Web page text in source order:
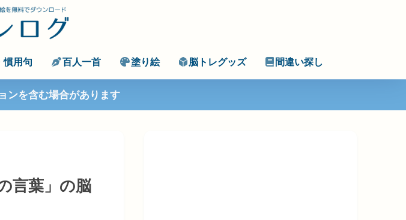
慣用句 百人一首 塗り絵 脳トレグッズ 間違い探し
ンを含む場合があります
言葉」の脳